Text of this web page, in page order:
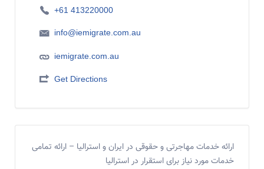
+61 413220000
info@iemigrate.com.au
iemigrate.com.au
Get Directions
ارائه خدمات مهاجرتی و حقوقی در ایران و استرالیا – ارائه تمامی
خدمات مورد نیاز برای استقرار در استرالیا